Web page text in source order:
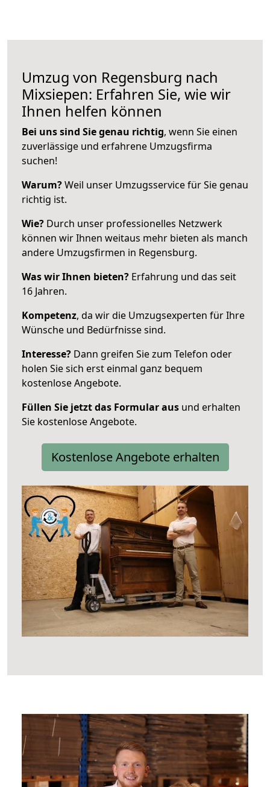
Umzug von Regensburg nach
Mixsiepen: Erfahren Sie, wie wir
Ihnen helfen können
Bei uns sind Sie genau richtig, wenn Sie einen
zuverlässige und erfahrene Umzugsfirma
suchen!
Warum?Weil unser Umzugsservice für Sie genau
richtig ist.
Wie? Durch unser professionelles Netzwerk
können wir Ihnen weitaus mehr bieten als manch
andere Umzugsfirmen in Regensburg.
Was wir Ihnen bieten? Erfahrung und das seit
16 Jahren.
Kompetenz, da wir die Umzugsexperten für Ihre
Wünsche und Bedürfnisse sind.
Interesse? Dann greifen Sie zum Telefon oder
holen Sie sich erst einmal ganz bequem
kostenlose Angebote.
Füllen Sie jetzt das Formular aus und erhalten
Sie kostenlose Angebote.
Kostenlose Angebote erhalten